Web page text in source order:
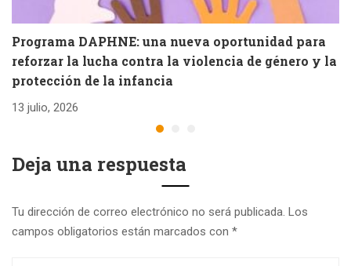
Programa DAPHNE: una nueva oportunidad para
reforzar la lucha contra la violencia de género y la
protección de la infancia
13 julio, 2026
Deja una respuesta
Tu dirección de correo electrónico no será publicada. Los
campos obligatorios están marcados con *